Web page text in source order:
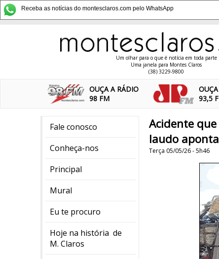
Receba as notícias do montesclaros.com pelo WhatsApp
Um olhar para o que é notícia em toda parte
Uma janela para Montes Claros
(38) 3229-9800
OUÇA A RÁDIO
98 FM
93,5
Fale conosco
Conheça-nos
Principal
Mural
Eu te procuro
Hoje na história de
M. Claros
Acidente
laudo
Terça 05/05/26 - 5h46